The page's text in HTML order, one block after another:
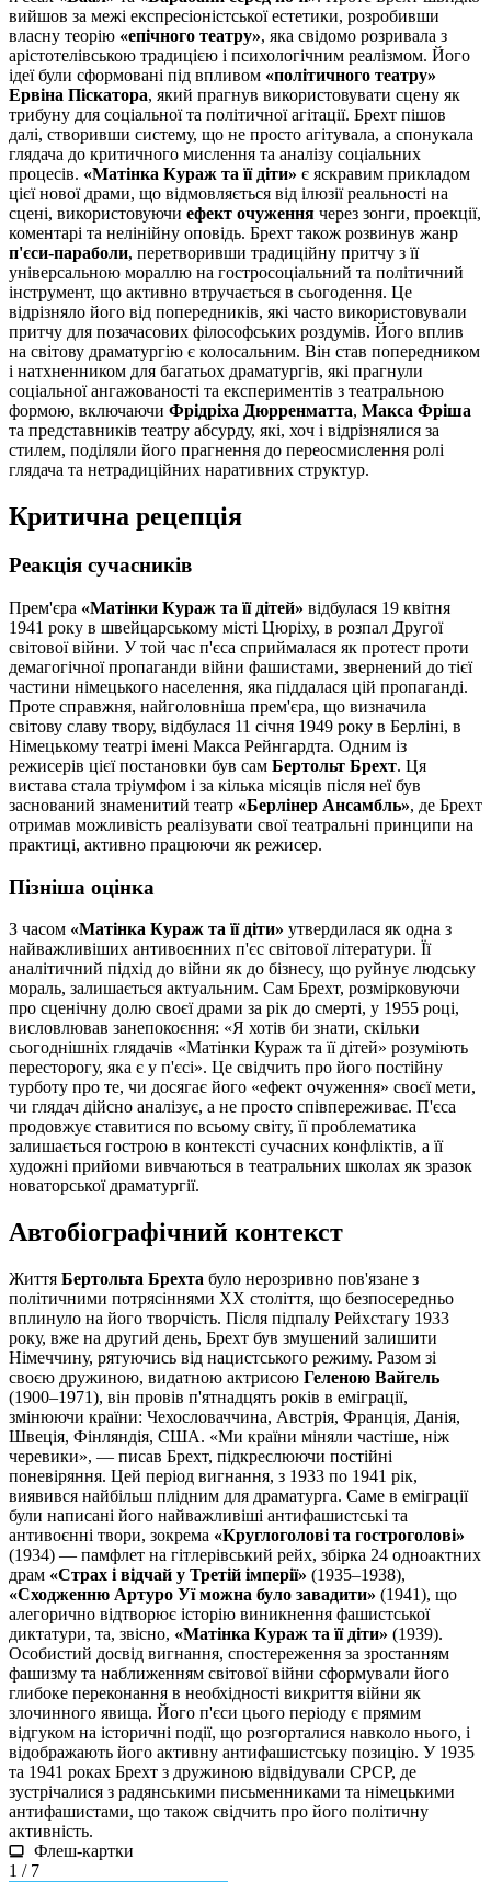
вийшов за межі експресіоністської естетики, розробивши
власну теорію «епічного театру», яка свідомо розривала з
арістотелівською традицією і психологічним реалізмом. Його
ідеї були сформовані під впливом «політичного театру»
Ервіна Піскатора, який прагнув використовувати сцену як
трибуну для соціальної та політичної агітації. Брехт пішов
далі, створивши систему, що не просто агітувала, а спонукала
глядача до критичного мислення та аналізу соціальних
процесів. «Матінка Кураж та її діти» є яскравим прикладом
цієї нової драми, що відмовляється від ілюзії реальності на
сцені, використовуючи ефект очуження через зонги, проекції,
коментарі та нелінійну оповідь. Брехт також розвинув жанр
п'єси-параболи, перетворивши традиційну притчу з її
універсальною мораллю на гостросоціальний та політичний
інструмент, що активно втручається в сьогодення. Це
відрізняло його від попередників, які часто використовували
притчу для позачасових філософських роздумів. Його вплив
на світову драматургію є колосальним. Він став попередником
і натхненником для багатьох драматургів, які прагнули
соціальної ангажованості та експериментів з театральною
формою, включаючи Фрідріха Дюрренматта, Макса Фріша
та представників театру абсурду, які, хоч і відрізнялися за
стилем, поділяли його прагнення до переосмислення ролі
глядача та нетрадиційних наративних структур.
Критична рецепція
Реакція сучасників
Прем'єра «Матінки Кураж та її дітей» відбулася 19 квітня
1941 року в швейцарському місті Цюріху, в розпал Другої
світової війни. У той час п'єса сприймалася як протест проти
демагогічної пропаганди війни фашистами, звернений до тієї
частини німецького населення, яка піддалася цій пропаганді.
Проте справжня, найголовніша прем'єра, що визначила
світову славу твору, відбулася 11 січня 1949 року в Берліні, в
Німецькому театрі імені Макса Рейнгардта. Одним із
режисерів цієї постановки був сам Бертольт Брехт. Ця
вистава стала тріумфом і за кілька місяців після неї був
заснований знаменитий театр «Берлінер Ансамбль», де Брехт
отримав можливість реалізувати свої театральні принципи на
практиці, активно працюючи як режисер.
Пізніша оцінка
З часом «Матінка Кураж та її діти» утвердилася як одна з
найважливіших антивоєнних п'єс світової літератури. Її
аналітичний підхід до війни як до бізнесу, що руйнує людську
мораль, залишається актуальним. Сам Брехт, розмірковуючи
про сценічну долю своєї драми за рік до смерті, у 1955 році,
висловлював занепокоєння: «Я хотів би знати, скільки
сьогоднішніх глядачів «Матінки Кураж та її дітей» розуміють
пересторогу, яка є у п'єсі». Це свідчить про його постійну
турботу про те, чи досягає його «ефект очуження» своєї мети,
чи глядач дійсно аналізує, а не просто співпереживає. П'єса
продовжує ставитися по всьому світу, її проблематика
залишається гострою в контексті сучасних конфліктів, а її
художні прийоми вивчаються в театральних школах як зразок
новаторської драматургії.
Автобіографічний контекст
Життя Бертольта Брехта було нерозривно пов'язане з
політичними потрясіннями XX століття, що безпосередньо
вплинуло на його творчість. Після підпалу Рейхстагу 1933
року, вже на другий день, Брехт був змушений залишити
Німеччину, рятуючись від нацистського режиму. Разом зі
своєю дружиною, видатною актрисою Геленою Вайгель
(1900–1971), він провів п'ятнадцять років в еміграції,
змінюючи країни: Чехословаччина, Австрія, Франція, Данія,
Швеція, Фінляндія, США. «Ми країни міняли частіше, ніж
черевики», — писав Брехт, підкреслюючи постійні
поневіряння. Цей період вигнання, з 1933 по 1941 рік,
виявився найбільш плідним для драматурга. Саме в еміграції
були написані його найважливіші антифашистські та
антивоєнні твори, зокрема «Круглоголові та гостроголові»
(1934) — памфлет на гітлерівський рейх, збірка 24 одноактних
драм «Страх і відчай у Третій імперії» (1935–1938),
«Сходженню Артуро Уї можна було завадити» (1941), що
алегорично відтворює історію виникнення фашистської
диктатури, та, звісно, «Матінка Кураж та її діти» (1939).
Особистий досвід вигнання, спостереження за зростанням
фашизму та наближенням світової війни сформували його
глибоке переконання в необхідності викриття війни як
злочинного явища. Його п'єси цього періоду є прямим
відгуком на історичні події, що розгорталися навколо нього, і
відображають його активну антифашистську позицію. У 1935
та 1941 роках Брехт з дружиною відвідували СРСР, де
зустрічалися з радянськими письменниками та німецькими
антифашистами, що також свідчить про його політичну
активність.
Флеш-картки
1 / 7